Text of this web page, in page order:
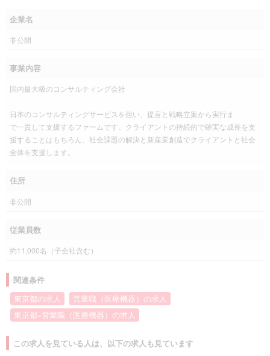
企業名
非公開
事業内容
国内最大級のコンサルティング会社
日本のコンサルティングサービスを担い、提言と戦略立案から実行ま
で一貫して支援するファームです。クライアントの持続的で確実な成長を支
援することはもちろん、社会課題の解決と新産業創造でクライアントと社会
全体を支援します。
住所
非公開
従業員数
約11,000名（子会社含む）
関連条件
東京都の求人
営業職（医療機器）の求人
東京都×営業職（医療機器）の求人
この求人を見ている人は、以下の求人も見ています